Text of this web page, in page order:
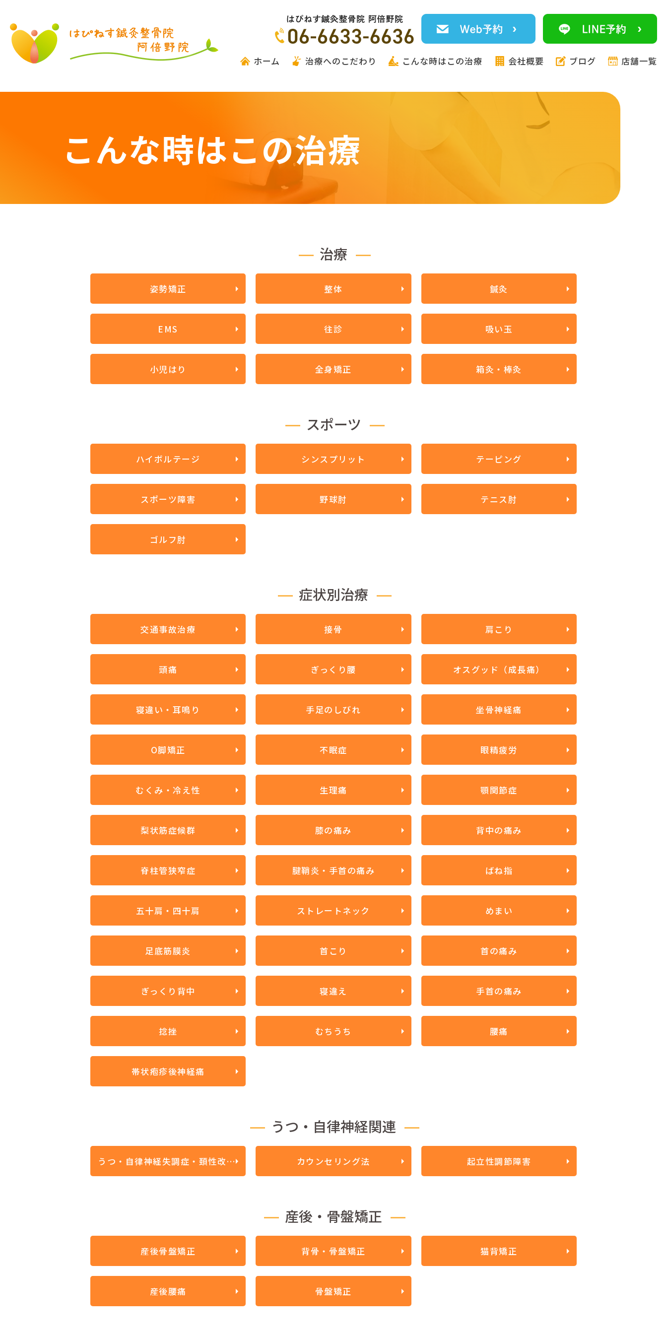
ホーム 治療へのこだわり こんな時はこの治療 会社概要 ブログ 店舗一覧
こんな時はこの治療
治療
姿勢矯正 整体 鍼灸
EMS 往診 吸い玉
小児はり 全身矯正 箱灸・棒灸
スポーツ
ハイボルテージ シンスプリット テーピング
スポーツ障害 野球肘 テニス肘
ゴルフ肘
症状別治療
交通事故治療 接骨 肩こり
頭痛 ぎっくり腰 オスグッド（成長痛）
寝違い・耳鳴り 手足のしびれ 坐骨神経痛
O脚矯正 不眠症 眼精疲労
むくみ・冷え性 生理痛 顎関節症
梨状筋症候群 膝の痛み 背中の痛み
脊柱管狭窄症 腱鞘炎・手首の痛み ばね指
五十肩・四十肩 ストレートネック めまい
足底筋膜炎 首こり 首の痛み
ぎっくり背中 寝違え 手首の痛み
捻挫 むちうち 腰痛
帯状疱疹後神経痛
うつ・自律神経関連
うつ・自律神経失調症・頚性改善療法・自律神経安定療法 カウンセリング法 起立性調節障害
産後・骨盤矯正
産後骨盤矯正 背骨・骨盤矯正 猫背矯正
産後腰痛 骨盤矯正
LINE登録はこちら